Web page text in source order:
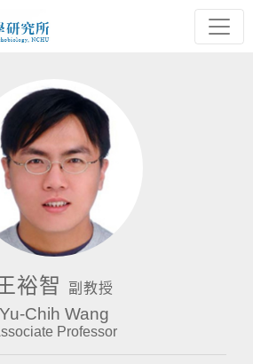
裕智 副教授
Yu-Chih Wang
Professor